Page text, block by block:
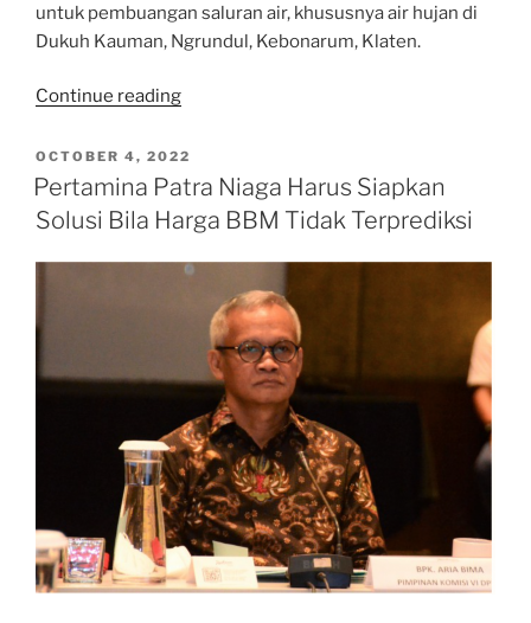
untuk pembuangan saluran air, khususnya air hujan di
Dukuh Kauman, Ngrundul, Kebonarum, Klaten.
Continue reading“Meninjau
TJSL
di
Klaten”
POSTED
ON
OCTOBER 4, 2022
Pertamina Patra Niaga Harus Siapkan
Solusi Bila Harga BBM Tidak Terprediksi